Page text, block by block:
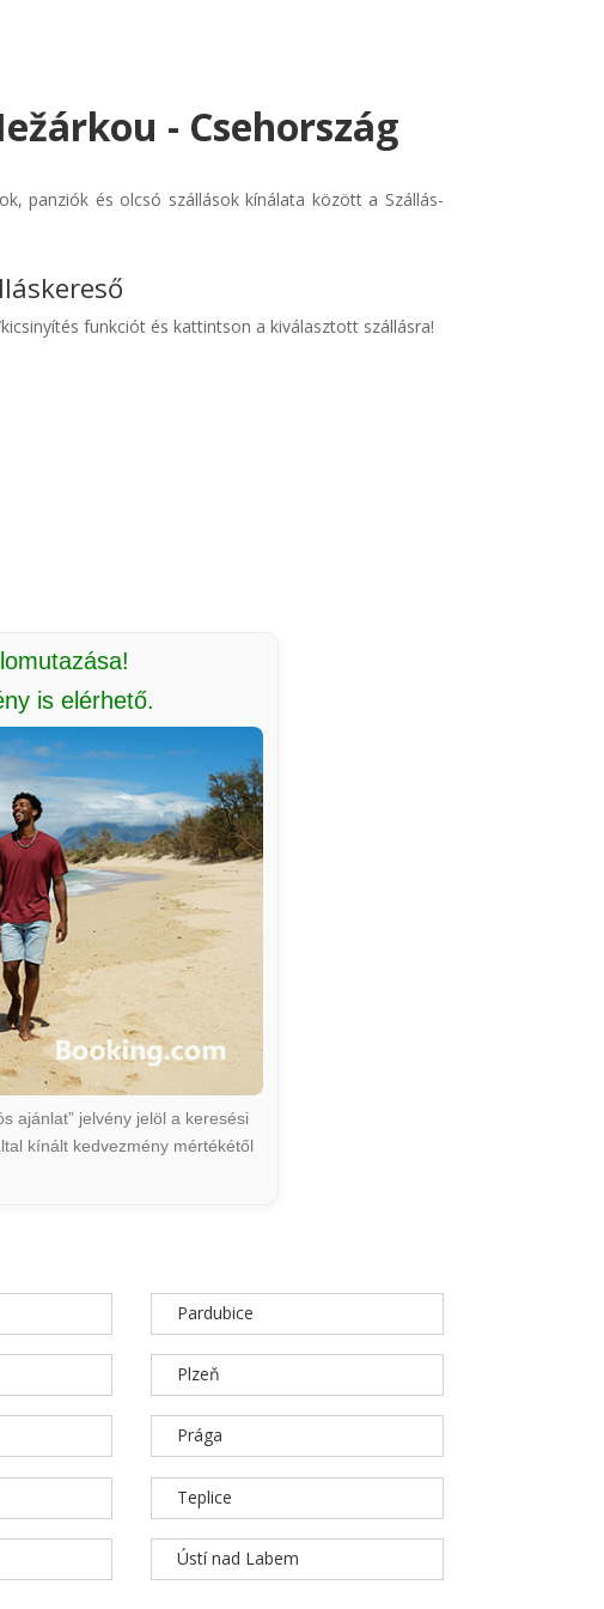
- Csehország
panziók és olcsó szállások kínálata között a Szállás-
funkciót és kattintson a kiválasztott szállásra!
is elérhető.
ajánlat” jelvény jelöl a keresési
kínált kedvezmény mértékétől
Pardubice
Plzeň
Prága
Teplice
Ústí nad Labem